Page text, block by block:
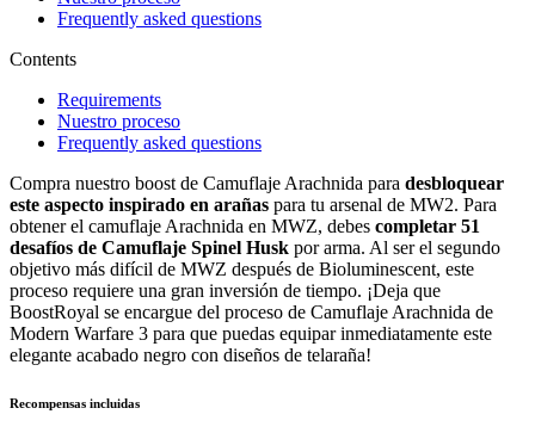
Frequently asked questions
Contents
Requirements
Nuestro proceso
Frequently asked questions
Compra nuestro boost de Camuflaje Arachnida para desbloquear
este aspecto inspirado en arañas para tu arsenal de MW2. Para
obtener el camuflaje Arachnida en MWZ, debes completar 51
desafíos de Camuflaje Spinel Husk por arma. Al ser el segundo
objetivo más difícil de MWZ después de Bioluminescent, este
proceso requiere una gran inversión de tiempo. ¡Deja que
BoostRoyal se encargue del proceso de Camuflaje Arachnida de
Modern Warfare 3 para que puedas equipar inmediatamente este
elegante acabado negro con diseños de telaraña!
Recompensas incluidas